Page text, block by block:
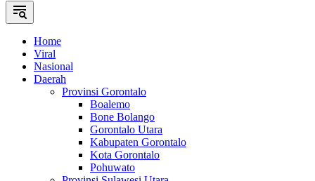
Home
Viral
Nasional
Daerah
Provinsi Gorontalo
Boalemo
Bone Bolango
Gorontalo Utara
Kabupaten Gorontalo
Kota Gorontalo
Pohuwato